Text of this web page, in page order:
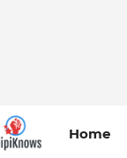
Home